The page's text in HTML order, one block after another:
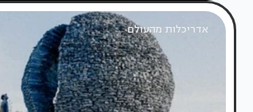
אדריכלות מהעולם